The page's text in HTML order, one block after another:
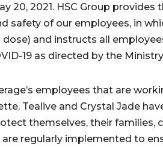
20, 2021. HSC Group
safety of our employees, in
dose) and instructs all
19 as directed by the
employees that are
Tealive and Crystal Jade
themselves, their families,
regularly implemented to